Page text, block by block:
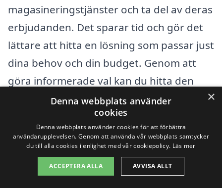
magasineringstjänster och ta del av deras
erbjudanden. Det sparar tid och gör det
lättare att hitta en lösning som passar just
dina behov och din budget. Genom att
göra informerade val kan du hitta den
bästa lösningen för magasinering i
Bondstorp och få dina tillhörigheter
förvarade på ett säkert och effektivt sätt.
Få 3 erbjudanden, gratis och utan
×
Denna webbplats använder
cookies
Denna webbplats använder cookies för att förbättra
användarupplevelsen. Genom att använda vår webbplats samtycker
du till alla cookies i enlighet med vår cookiepolicy. Läs mer
ACCEPTERA ALLA AVVISA ALLT